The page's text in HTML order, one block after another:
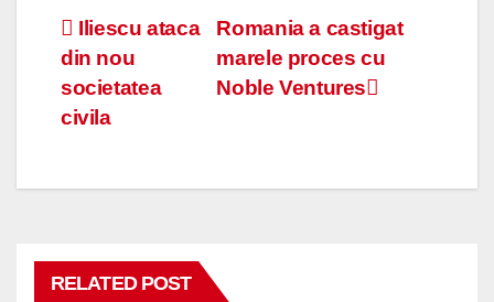
Navigare
în
articole
Romania a castigat
marele proces cu
Noble Ventures
Iliescu ataca
din nou
societatea
civila
RELATED POST